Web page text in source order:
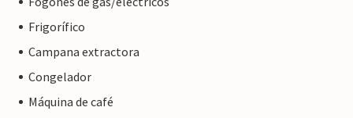
Frigorífico
Campana extractora
Congelador
Máquina de café